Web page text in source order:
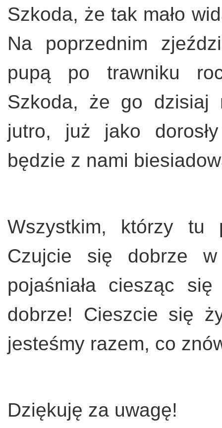
Szkoda, że tak mało
Na poprzednim
pupą po trawniku
Szkoda, że go dzisiaj
jutro, już jako
będzie z nami
Wszystkim, którzy tu
Czujcie się dobrze
pojaśniała ciesząc
dobrze! Cieszcie się
jesteśmy razem, co
Dziękuję za uwagę!